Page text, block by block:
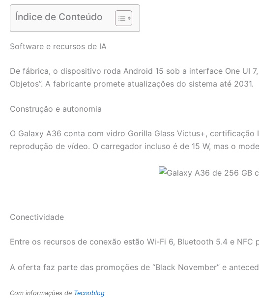
Índice de Conteúdo
Software e recursos de IA
De fábrica, o dispositivo roda Android 15 sob a interface One UI
Objetos”. A fabricante promete atualizações do sistema até 2031.
Construção e autonomia
O Galaxy A36 conta com vidro Gorilla Glass Victus+,
reprodução de vídeo. O carregador incluso é de 15 W, mas o
Conectividade
Entre os recursos de conexão estão Wi-Fi 6, Bluetooth 5.4 e NFC
A oferta faz parte das promoções de “Black November” e
Com informações de Tecnoblog